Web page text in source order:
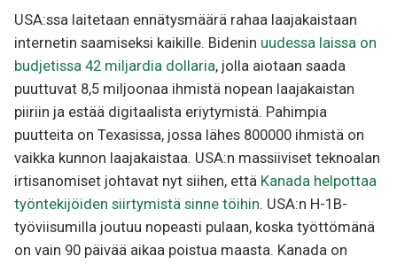
USA:ssa laitetaan ennätysmäärä rahaa laajakaistaan
internetin saamiseksi kaikille. Bidenin uudessa laissa on
budjetissa 42 miljardia dollaria, jolla aiotaan saada
puuttuvat 8,5 miljoonaa ihmistä nopean laajakaistan
piiriin ja estää digitaalista eriytymistä. Pahimpia
puutteita on Texasissa, jossa lähes 800000 ihmistä on
vaikka kunnon laajakaistaa. USA:n massiiviset teknoalan
irtisanomiset johtavat nyt siihen, että Kanada helpottaa
työntekijöiden siirtymistä sinne töihin. USA:n H-1B-
työviisumilla joutuu nopeasti pulaan, koska työttömänä
on vain 90 päivää aikaa poistua maasta. Kanada on